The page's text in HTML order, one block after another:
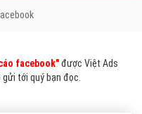
facebook"được Việt Ads
tới quý bạn đọc.